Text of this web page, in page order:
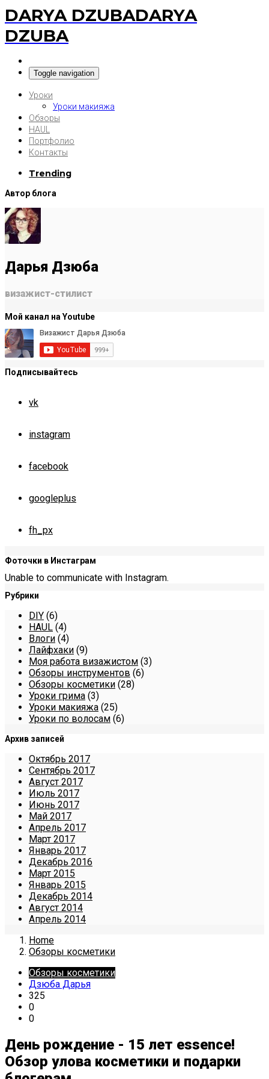
DARYA DZUBADARYA
DZUBA
Toggle navigation
Уроки
Уроки макияжа
Обзоры
HAUL
Портфолио
Контакты
Trending
Автор блога
Дарья Дзюба
визажист-стилист
Мой канал на Youtube
Подписывайтесь
vk
instagram
facebook
googleplus
fh_px
Фоточки в Инстаграм
Unable to communicate with Instagram.
Рубрики
DIY (6)
HAUL (4)
Влоги (4)
Лайфхаки (9)
Моя работа визажистом (3)
Обзоры инструментов (6)
Обзоры косметики (28)
Уроки грима (3)
Уроки макияжа (25)
Уроки по волосам (6)
Архив записей
Октябрь 2017
Сентябрь 2017
Август 2017
Июль 2017
Июнь 2017
Май 2017
Апрель 2017
Март 2017
Январь 2017
Декабрь 2016
Март 2015
Январь 2015
Декабрь 2014
Август 2014
Апрель 2014
Home
Обзоры косметики
Обзоры косметики
Дзюба Дарья
325
0
0
День рождение - 15 лет essence!
Обзор улова косметики и подарки